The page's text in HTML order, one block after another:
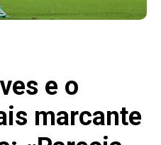
e o
marcante